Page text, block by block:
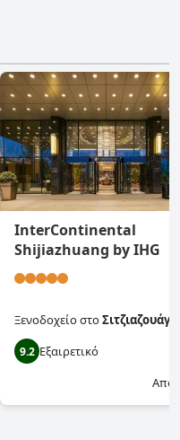
InterContinental
Shijiazhuang by IHG
ΞενοδοχείοστοΣιτζιαζουάγκ
9.2 Εξαιρετικό
Από